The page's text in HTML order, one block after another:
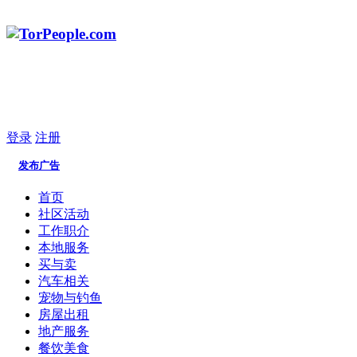
登录 注册
发布广告
首页
社区活动
工作职介
本地服务
买与卖
汽车相关
宠物与钓鱼
房屋出租
地产服务
餐饮美食